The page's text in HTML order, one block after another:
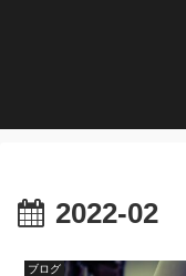
2022-02
ブログ